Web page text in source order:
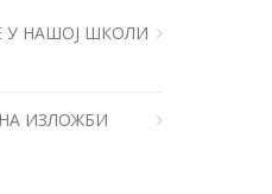
НАШОЈ ШКОЛИ
ИЗЛОЖБИ